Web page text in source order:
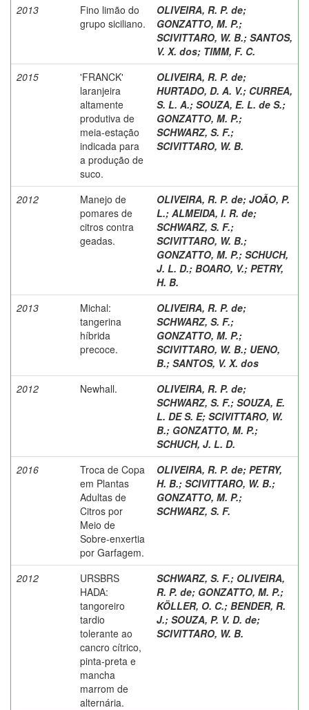
2013
Fino limão do
grupo siciliano.
OLIVEIRA, R. P. de;
GONZATTO, M. P.;
SCIVITTARO, W. B.; SANTOS,
V. X. dos; TIMM, F. C.
2015
'FRANCK'
laranjeira
altamente
produtiva de
meia-estação
indicada para
a produção de
suco.
OLIVEIRA, R. P. de;
HURTADO, D. A. V.; CURREA,
S. L. A.; SOUZA, E. L. de S.;
GONZATTO, M. P.;
SCHWARZ, S. F.;
SCIVITTARO, W. B.
2012
Manejo de
pomares de
citros contra
geadas.
OLIVEIRA, R. P. de; JOÃO, P.
L.; ALMEIDA, I. R. de;
SCHWARZ, S. F.;
SCIVITTARO, W. B.;
GONZATTO, M. P.; SCHUCH,
J. L. D.; BOARO, V.; PETRY,
H. B.
2013
Michal:
tangerina
híbrida
precoce.
OLIVEIRA, R. P. de;
SCHWARZ, S. F.;
GONZATTO, M. P.;
SCIVITTARO, W. B.; UENO,
B.; SANTOS, V. X. dos
2012
Newhall. OLIVEIRA, R. P. de;
SCHWARZ, S. F.; SOUZA, E.
L. DE S. E; SCIVITTARO, W.
B.; GONZATTO, M. P.;
SCHUCH, J. L. D.
2016
Troca de Copa
em Plantas
Adultas de
Citros por
Meio de
Sobre-enxertia
por Garfagem.
OLIVEIRA, R. P. de; PETRY,
H. B.; SCIVITTARO, W. B.;
GONZATTO, M. P.;
SCHWARZ, S. F.
2012
URSBRS
HADA:
tangoreiro
tardio
tolerante ao
cancro cítrico,
pinta-preta e
mancha
marrom de
alternária.
SCHWARZ, S. F.; OLIVEIRA,
R. P. de; GONZATTO, M. P.;
KÖLLER, O. C.; BENDER, R.
J.; SOUZA, P. V. D. de;
SCIVITTARO, W. B.